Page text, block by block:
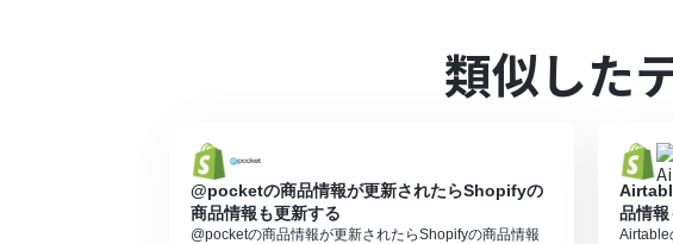
Shopifyはチームプラン・サクセスプランでのみご利用いた
ーションやデータコネクトはエラーとなりますので、ご注意く
チームプランやサクセスプランなどの有料プランは、2週間
分岐はミニプラン以上のプランでご利用いただける機能（オ
エラーとなりますので、ご注意ください。
ミニプランなどの有料プランは、2週間の無料トライアルを
ができます。
類似した
@pocketの商品情報が更新されたらShopifyの
商品情報も更新する
@pocketの商品情報が更新されたらShopifyの商品情報
品情報
Airtable